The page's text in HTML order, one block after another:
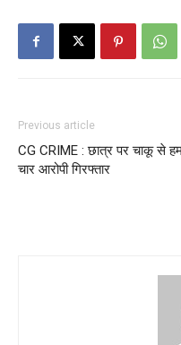
Previous article
CG CRIME : छात्र पर चाकू से
चार आरोपी गिरफ्तार